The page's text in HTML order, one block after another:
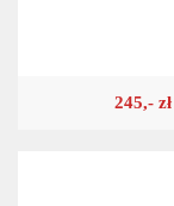
245,- zł